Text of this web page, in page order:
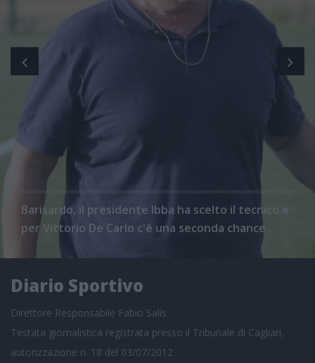
Barisardo, il presidente Ibba ha scelto il tecnico e
per Vittorio De Carlo c'è una seconda chance
Diario Sportivo
Direttore Responsabile Fabio Salis
Testata giornalistica registrata presso il Tribunale di Cagliari,
autorizzazione n. 18 del 03/07/2012